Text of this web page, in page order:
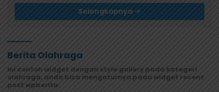
Selengkapnya
Berita Olahraga
Ini contoh widget dengan style gallery pada kategori
olahraga, anda bisa mengaturnya pada widget recent
post wpberita.